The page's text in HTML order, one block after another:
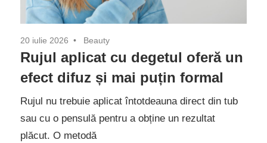
20 iulie 2026 Beauty
Rujul aplicat cu degetul oferă un
efect difuz și mai puțin formal
Rujul nu trebuie aplicat întotdeauna direct din tub
sau cu o pensulă pentru a obține un rezultat
plăcut. O metodă